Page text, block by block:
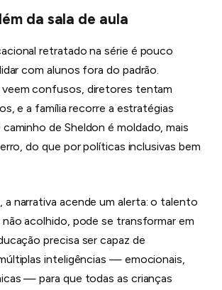
da sala de aula
retratado na série é pouco
com alunos fora do padrão.
confusos, diretores tentam
e a família recorre a estratégias
caminho de Sheldon é moldado, mais
do que por políticas inclusivas bem
narrativa acende um alerta: o talento
acolhido, pode se transformar em
precisa ser capaz de
inteligências — emocionais,
— para que todas as crianças